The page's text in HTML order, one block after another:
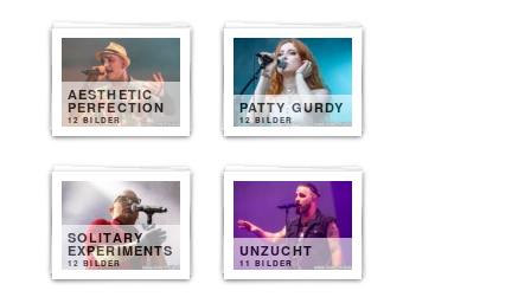
AESTHETIC
PERFECTION
12 BILDER
PATTY GURDY
12 BILDER
SOLITARY
EXPERIMENTS
12 BILDER
UNZUCHT
11 BILDER